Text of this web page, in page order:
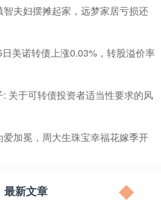
夫妇摆摊起家，远梦家居亏损还
美诺转债上涨0.03%，转股溢价率
关于可转债投资者适当性要求的风
加冕，周大生珠宝幸福花嫁季开
最新文章